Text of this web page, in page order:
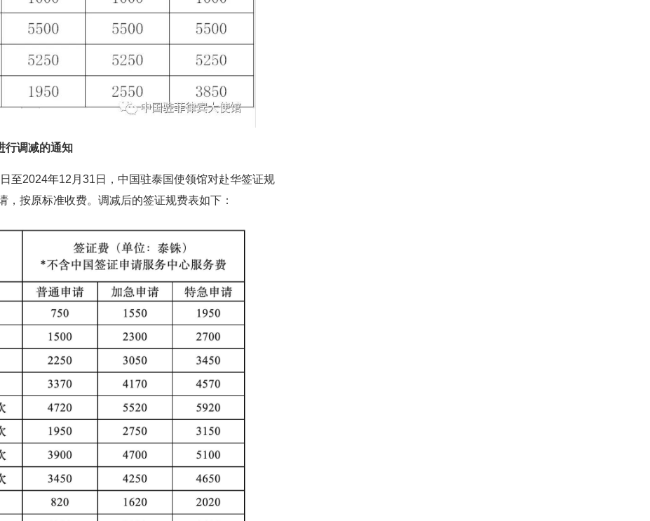
行调减的通知
至2024年12月31日，中国驻泰国使领馆对赴华签证规
按原标准收费。调减后的签证规费表如下：